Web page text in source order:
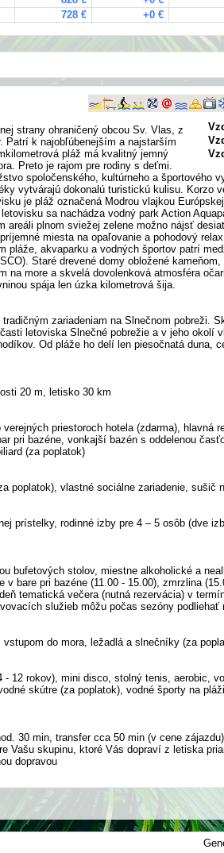
728 € +0 €
strany ohraničený obcou Sv. Vlas, z
Patrí k najobľúbenejším a najstarším
pláž má kvalitný jemný
Preto je rajom pre rodiny s deťmi.
spoločenského, kultúrneho a športového
vytvárajú dokonalú turistickú kulisu. Korzo
je pláž označená Modrou vlajkou
sa nachádza vodný park Action
areáli plnom sviežej zelene možno nájsť
miesta na opaľovanie a pohodový
pláže, akvaparku a vodných športov patrí
Staré drevené domy obložené
na more a skvelá dovolenková atmosféra
spája len úzka kilometrová šija.
zariadeniam na Slnečnom pobreži.
letoviska Slnečné pobrežie a v jeho okolí
Od pláže ho delí len piesočnatá duna,
20 m, letisko 30 km
priestoroch hotela (zdarma), hlavná
pri bazéne, vonkajší bazén s oddelenou
(za poplatok)
poplatok), vlastné sociálne zariadenie, sušič
prístelky, rodinné izby pre 4 – 5 osôb (dve
bufetových stolov, miestne alkoholické a
v bare pri bazéne (11.00 - 15.00), zmrzlina
tematická večera (nutná rezervácia) v
služieb môžu počas sezóny podliehať
do mora, ležadlá a slnečníky (za
12 rokov), mini disco, stolný tenis, aerobic,
skútre (za poplatok), vodné športy na
30 min, transfer cca 50 min (v cene
Vašu skupinu, ktoré Vás dopraví z letiska
dopravou